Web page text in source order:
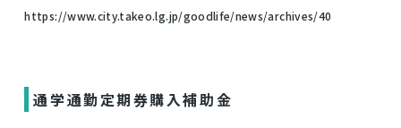
https://www.city.takeo.lg.jp/goodlife/news/archives/40
通学通勤定期券購入補助金